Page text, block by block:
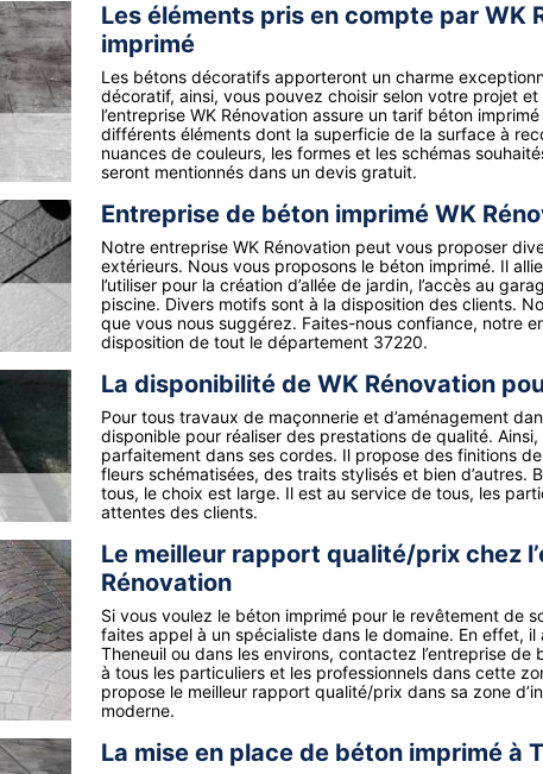
Les éléments pris en compte par
imprimé
Les bétons décoratifs apporteront un charme
décoratif, ainsi, vous pouvez choisir selon votre projet
l’entreprise WK Rénovation assure un tarif béton
différents éléments dont la superficie de la surface à
nuances de couleurs, les formes et les schémas
seront mentionnés dans un devis gratuit.
Entreprise de béton imprimé WK
Notre entreprise WK Rénovation peut vous proposer
extérieurs. Nous vous proposons le béton imprimé. Il
l’utiliser pour la création d’allée de jardin, l’accès au
piscine. Divers motifs sont à la disposition des clients.
que vous nous suggérez. Faites-nous confiance, notre
disposition de tout le département 37220.
La disponibilité de WK Rénovation
Pour tous travaux de maçonnerie et d’aménagement
disponible pour réaliser des prestations de qualité.
parfaitement dans ses cordes. Il propose des finitions
fleurs schématisées, des traits stylisés et bien
tous, le choix est large. Il est au service de tous, les
attentes des clients.
Le meilleur rapport qualité/prix chez
Rénovation
Si vous voulez le béton imprimé pour le revêtement de
faites appel à un spécialiste dans le domaine. En effet,
Theneuil ou dans les environs, contactez l’entreprise
à tous les particuliers et les professionnels dans cette
propose le meilleur rapport qualité/prix dans sa zone
moderne.
La mise en place de béton imprimé à